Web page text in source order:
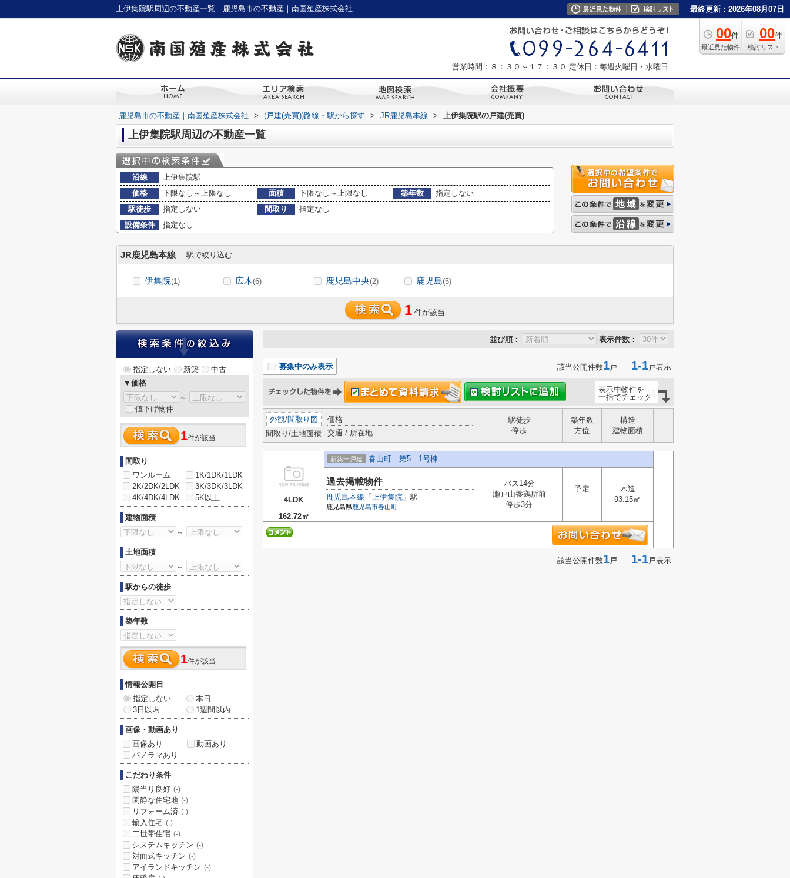
上伊集院駅周辺の不動産一覧｜鹿児島市の不動産｜南国殖産株式会社 最終更新：2026年08月07日
00件
最近見た物件
00件
検討リスト
営業時間：８：３０～１７：３０ 定休日：毎週火曜日・水曜日
鹿児島市の不動産｜南国殖産株式会社 > (戸建(売買))路線・駅から探す > JR鹿児島本線 > 上伊集院駅の戸建(売買)
上伊集院駅周辺の不動産一覧
沿線
上伊集院駅
価格
下限なし～上限なし 面積 下限なし～上限なし 築年数
指定しない
駅徒歩
指定しない 間取り
指定なし
設備条件
指定なし
JR鹿児島本線 駅で絞り込む
伊集院(1) 広木(6) 鹿児島中央(2) 鹿児島(5)
1 件が該当
並び順： 表示件数：
募集中のみ表示 該当公開件数1戸 1-1戸表示
表示中物件を
一括でチェック
外観/間取り図
間取り/土地面積
価格
交通 / 所在地
駅徒歩
停歩
築年数
方位
構造
建物面積
4LDK
162.72㎡
新築一戸建 春山町 第5 1号棟
過去掲載物件
鹿児島本線 「 上伊集院 」駅
鹿児島県鹿児島市春山町
バス14分
瀬戸山養鶏所前
停歩3分
予定
-
木造
93.15㎡
該当公開件数1戸 1-1戸表示
指定しない 新築
中古
▼価格
～
値下げ物件
1件が該当
間取り
ワンルーム
1K/1DK/1LDK
2K/2DK/2LDK
3K/3DK/3LDK
4K/4DK/4LDK
5K以上
建物面積
～
土地面積
～
駅からの徒歩
築年数
1件が該当
情報公開日
指定しない
本日
3日以内
1週間以内
画像・動画あり
画像あり
動画あり
パノラマあり
こだわり条件
陽当り良好 (-)
閑静な住宅地 (-)
リフォーム済 (-)
輸入住宅 (-)
二世帯住宅 (-)
システムキッチン (-)
対面式キッチン (-)
アイランドキッチン (-)